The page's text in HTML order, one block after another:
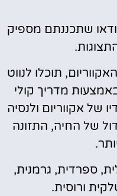
ודאו שתכננתם מספיק
תוכלו לנווט
מדריך קולי
של אקווריום ולנסיה
של החיה, התזונה
ספרדית, גרמנית,
ורוסית.